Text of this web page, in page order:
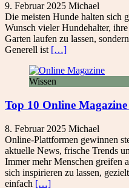
9. Februar 2025 Michael
Die meisten Hunde halten sich
Wunsch vieler Hundehalter,
Garten laufen zu lassen,
Generell ist […]
Wissen
Top 10 Online
8. Februar 2025 Michael
Online-Plattformen gewinnen
aktuelle News, frische Trends
Immer mehr Menschen greifen
sich inspirieren zu lassen,
einfach […]